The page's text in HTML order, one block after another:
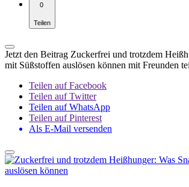
0
Teilen
Jetzt den Beitrag Zuckerfrei und trotzdem
mit Süßstoffen auslösen können mit Freunden
Teilen auf Facebook
Teilen auf Twitter
Teilen auf WhatsApp
Teilen auf Pinterest
Als E-Mail versenden